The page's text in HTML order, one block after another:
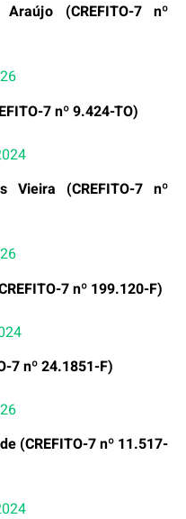
(CREFITO-7 nº
7 nº 9.424-TO)
Vieira (CREFITO-7 nº
7 nº 199.120-F)
7 nº 24.1851-F)
(CREFITO-7 nº 11.517-